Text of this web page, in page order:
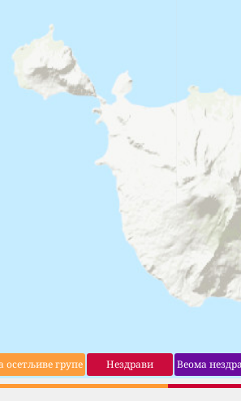
осетљиве групе Нездрави Веома